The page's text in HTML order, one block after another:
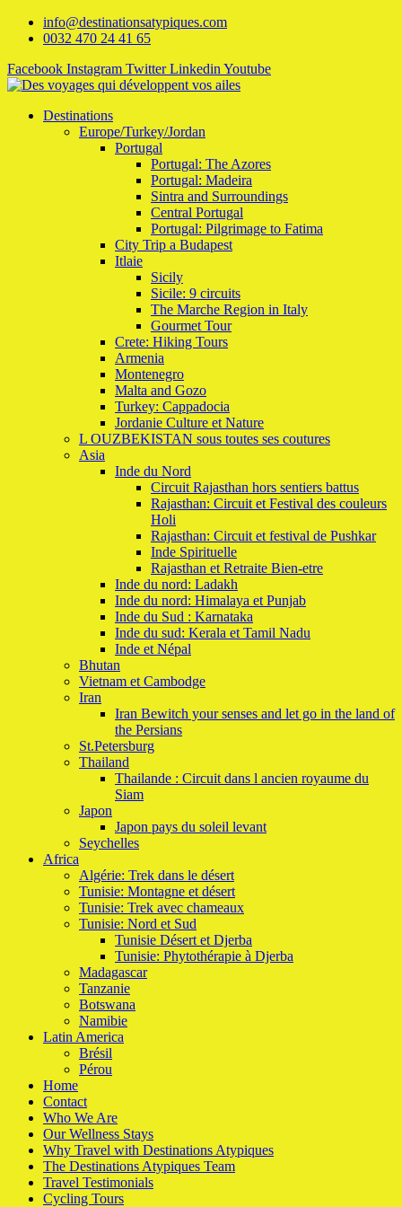
info@destinationsatypiques.com
0032 470 24 41 65
Facebook Instagram Twitter Linkedin Youtube
Destinations
Europe/Turkey/Jordan
Portugal
Portugal: The Azores
Portugal: Madeira
Sintra and Surroundings
Central Portugal
Portugal: Pilgrimage to Fatima
City Trip a Budapest
Itlaie
Sicily
Sicile: 9 circuits
The Marche Region in Italy
Gourmet Tour
Crete: Hiking Tours
Armenia
Montenegro
Malta and Gozo
Turkey: Cappadocia
Jordanie Culture et Nature
L OUZBEKISTAN sous toutes ses coutures
Asia
Inde du Nord
Circuit Rajasthan hors sentiers battus
Rajasthan: Circuit et Festival des couleurs
Holi
Rajasthan: Circuit et festival de Pushkar
Inde Spirituelle
Rajasthan et Retraite Bien-etre
Inde du nord: Ladakh
Inde du nord: Himalaya et Punjab
Inde du Sud : Karnataka
Inde du sud: Kerala et Tamil Nadu
Inde et Népal
Bhutan
Vietnam et Cambodge
Iran
Iran Bewitch your senses and let go in the land of
the Persians
St.Petersburg
Thailand
Thailande : Circuit dans l ancien royaume du
Siam
Japon
Japon pays du soleil levant
Seychelles
Africa
Algérie: Trek dans le désert
Tunisie: Montagne et désert
Tunisie: Trek avec chameaux
Tunisie: Nord et Sud
Tunisie Désert et Djerba
Tunisie: Phytothérapie à Djerba
Madagascar
Tanzanie
Botswana
Namibie
Latin America
Brésil
Pérou
Home
Contact
Who We Are
Our Wellness Stays
Why Travel with Destinations Atypiques
The Destinations Atypiques Team
Travel Testimonials
Cycling Tours